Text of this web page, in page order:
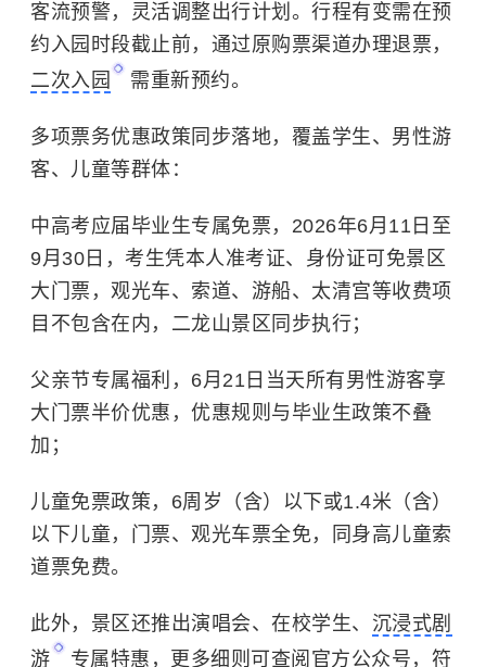
客流预警，灵活调整出行计划。行程有变需在预
约入园时段截止前，通过原购票渠道办理退票，
二次入园
需重新预约。
多项票务优惠政策同步落地，覆盖学生、男性游
客、儿童等群体：
中高考应届毕业生专属免票，2026年6月11日至
9月30日，考生凭本人准考证、身份证可免景区
大门票，观光车、索道、游船、太清宫等收费项
目不包含在内，二龙山景区同步执行；
父亲节专属福利，6月21日当天所有男性游客享
大门票半价优惠，优惠规则与毕业生政策不叠
加；
儿童免票政策，6周岁（含）以下或1.4米（含）
以下儿童，门票、观光车票全免，同身高儿童索
道票免费。
此外，景区还推出演唱会、在校学生、 沉浸式剧
游
专属特惠，更多细则可查阅官方公众号，符